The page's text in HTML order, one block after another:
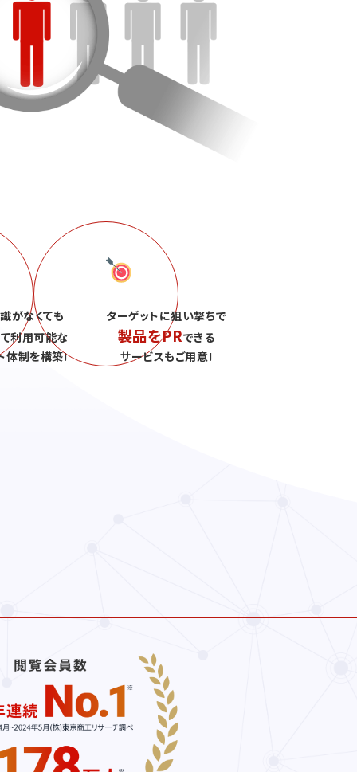
がなくても
利用可能な
体制を構築!
ターゲットに狙い撃ちで
製品をPRできる
サービスもご用意!